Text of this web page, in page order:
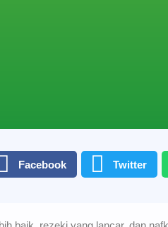
Facebook
Twitter